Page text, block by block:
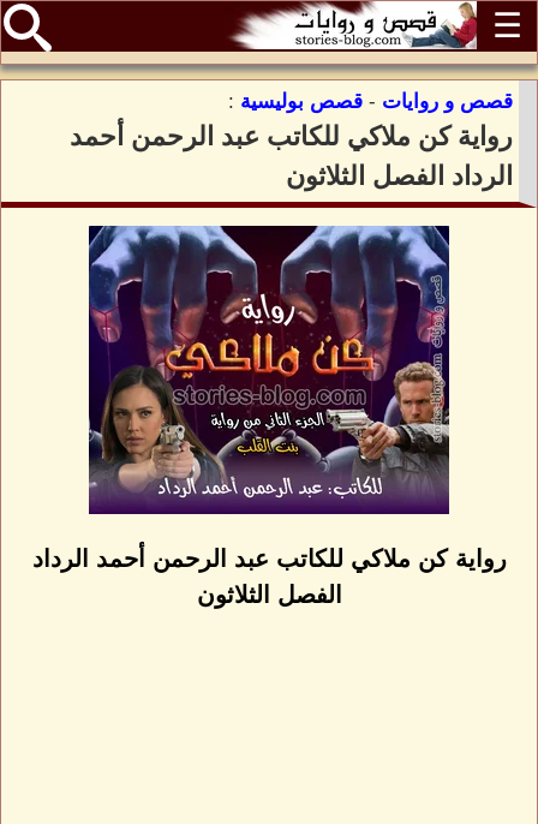
☰
قصص و روايات - قصص بوليسية :
رواية كن ملاكي للكاتب عبد الرحمن أحمد
الرداد الفصل الثلاثون
رواية كن ملاكي للكاتب عبد الرحمن أحمد الرداد
الفصل الثلاثون